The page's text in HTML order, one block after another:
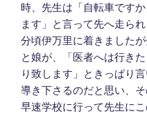
時、先生は「自転車です
ます」と言って先へ走ら
分頃伊万里に着きました
と娘が、「医者へは行き
り致します」ときっぱり
導き下さるのだと思い、
早速学校に行って先生に